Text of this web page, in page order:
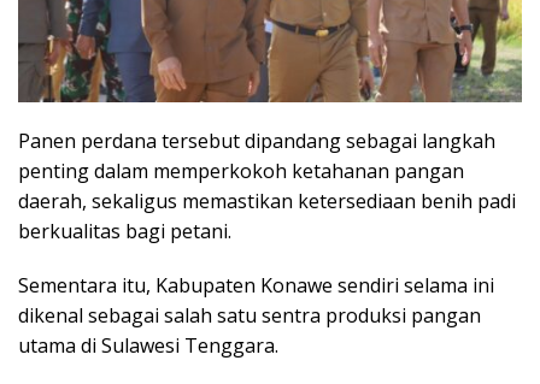
Panen perdana tersebut dipandang sebagai langkah
penting dalam memperkokoh ketahanan pangan
daerah, sekaligus memastikan ketersediaan benih padi
berkualitas bagi petani.
Sementara itu, Kabupaten Konawe sendiri selama ini
dikenal sebagai salah satu sentra produksi pangan
utama di Sulawesi Tenggara.